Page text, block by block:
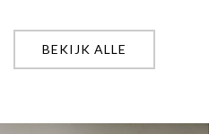
BEKIJK ALLE